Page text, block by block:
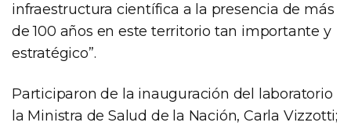
infraestructura científica a la presencia de más
de 100 años en este territorio tan importante y
estratégico”.
Participaron de la inauguración del laboratorio
la Ministra de Salud de la Nación, Carla Vizzotti;